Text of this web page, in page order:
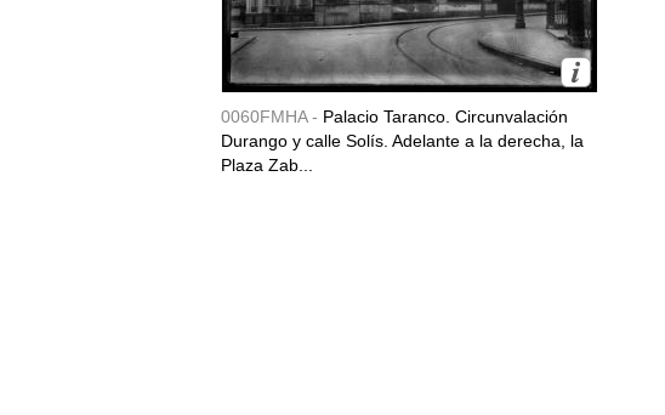
0060FMHA - Palacio Taranco. Circunvalación
Durango y calle Solís. Adelante a la derecha, la
Plaza Zab...